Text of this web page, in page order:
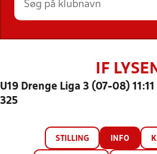
IF
U19 Drenge Liga 3 (07-08)
325
STILLING INFO